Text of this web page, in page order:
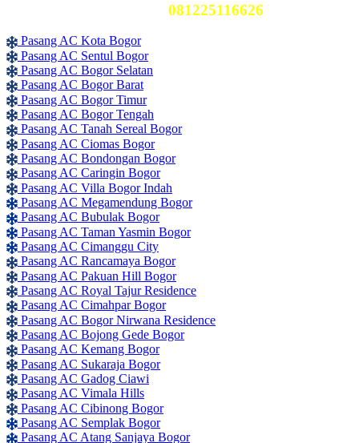
081225116626
Pasang AC Kota Bogor
Pasang AC Sentul Bogor
Pasang AC Bogor Selatan
Pasang AC Bogor Barat
Pasang AC Bogor Timur
Pasang AC Bogor Tengah
Pasang AC Tanah Sereal Bogor
Pasang AC Ciomas Bogor
Pasang AC Bondongan Bogor
Pasang AC Caringin Bogor
Pasang AC Villa Bogor Indah
Pasang AC Megamendung Bogor
Pasang AC Bubulak Bogor
Pasang AC Taman Yasmin Bogor
Pasang AC Cimanggu City
Pasang AC Rancamaya Bogor
Pasang AC Pakuan Hill Bogor
Pasang AC Royal Tajur Residence
Pasang AC Cimahpar Bogor
Pasang AC Bogor Nirwana Residence
Pasang AC Bojong Gede Bogor
Pasang AC Kemang Bogor
Pasang AC Sukaraja Bogor
Pasang AC Gadog Ciawi
Pasang AC Vimala Hills
Pasang AC Cibinong Bogor
Pasang AC Semplak Bogor
Pasang AC Atang Sanjaya Bogor